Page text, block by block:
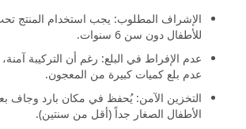
الإشراف المطلوب: يجب استخدام المنتج
للأطفال دون سن 6 سنوات.
عدم الإفراط في البلع: رغم أن التركيبة
عدم بلع كميات كبيرة من المعجون.
التخزين الآمن: يُحفظ في مكان بارد وجاف
الأطفال الصغار جداً (أقل من سنتين).